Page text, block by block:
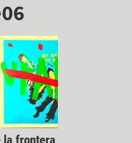
la frontera